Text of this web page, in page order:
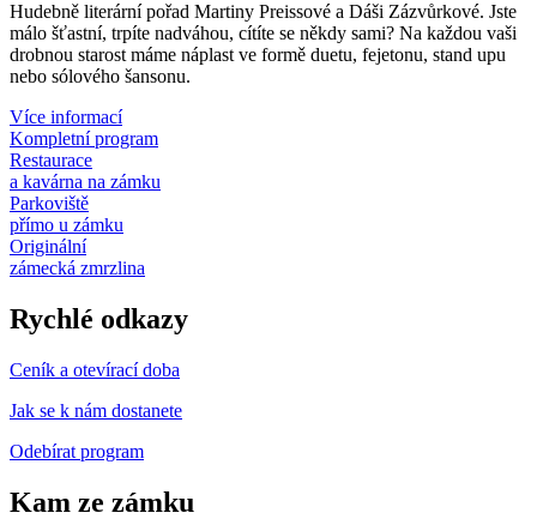
Hudebně literární pořad Martiny Preissové a Dáši Zázvůrkové. Jste
málo šťastní, trpíte nadváhou, cítíte se někdy sami? Na každou vaši
drobnou starost máme náplast ve formě duetu, fejetonu, stand upu
nebo sólového šansonu.
Více informací
Kompletní program
Restaurace
a kavárna na zámku
Parkoviště
přímo u zámku
Originální
zámecká zmrzlina
Rychlé odkazy
Ceník a otevírací doba
Jak se k nám dostanete
Odebírat program
Kam ze zámku